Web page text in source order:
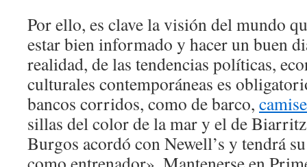
Por ello, es clave la visión del mundo
estar bien informado y hacer un buen
realidad, de las tendencias políticas,
culturales contemporáneas es
bancos corridos, como de barco,
sillas del color de la mar y el de
Burgos acordó con Newell’s y tendrá